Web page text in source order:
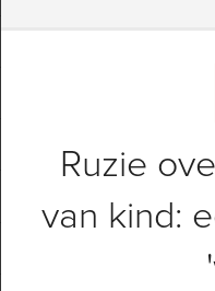
Ruzie
van kind: